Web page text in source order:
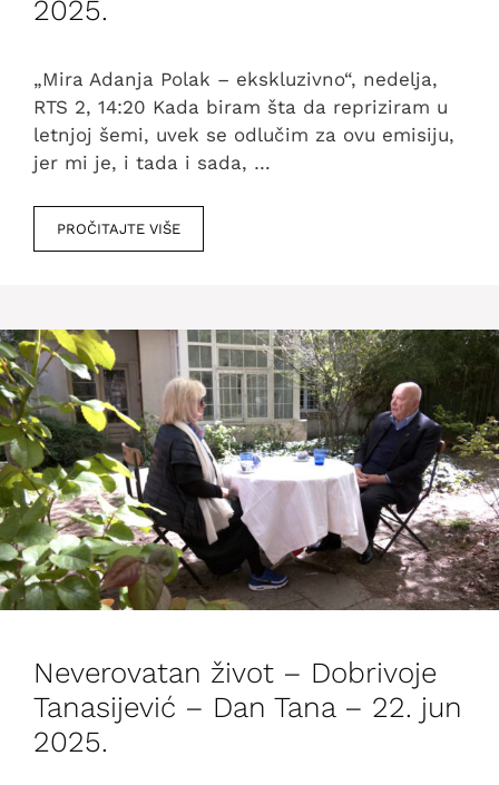
2025.
„Mira Adanja Polak – ekskluzivno“, nedelja,
RTS 2, 14:20 Kada biram šta da repriziram u
letnjoj šemi, uvek se odlučim za ovu emisiju,
jer mi je, i tada i sada, …
PROČITAJTE VIŠE
Neverovatan život – Dobrivoje
Tanasijević – Dan Tana – 22. jun
2025.